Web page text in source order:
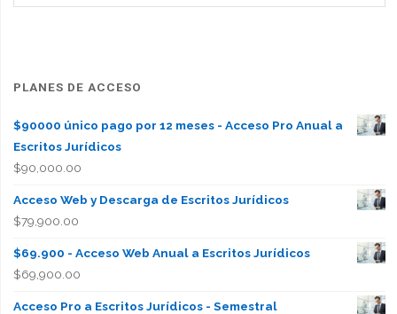
PLANES DE ACCESO
$90000 único pago por 12 meses - Acceso Pro Anual a
Escritos Jurídicos
$90,000.00
Acceso Web y Descarga de Escritos Jurídicos
$79,900.00
$69.900 - Acceso Web Anual a Escritos Jurídicos
$69,900.00
Acceso Pro a Escritos Jurídicos - Semestral